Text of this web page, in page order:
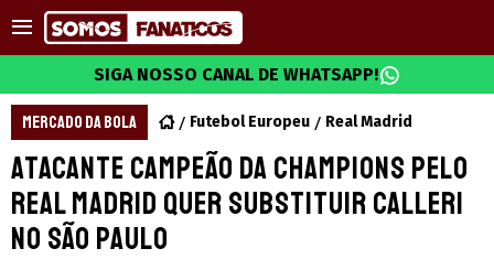
SIGA NOSSO CANAL DE WHATSAPP!
MERCADO DA BOLA Futebol Europeu Real Madrid
Atacante campeão da Champions pelo
Real Madrid quer substituir Calleri
no São Paulo